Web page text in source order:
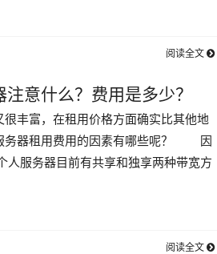
阅读全文
意什么？费用是多少？
丰富，在租用价格方面确实比其他地
务器租用费用的因素有哪些呢？ 因
服务器目前有共享和独享两种带宽方
阅读全文